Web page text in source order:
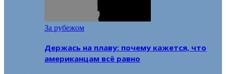
За рубежом
Держась на плаву: почему кажется, что
американцам всё равно